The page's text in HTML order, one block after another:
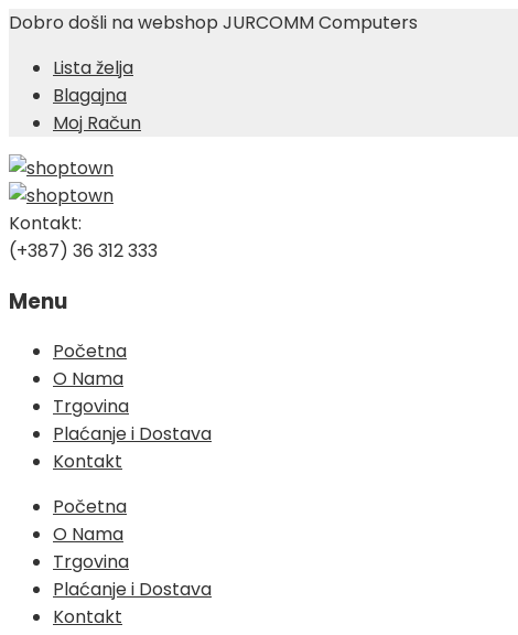
Dobro došli na webshop JURCOMM Computers
Lista želja
Blagajna
Moj Račun
Kontakt:
(+387) 36 312 333
Menu
Skip
content
Početna
O Nama
Trgovina
Plaćanje i Dostava
Kontakt
Početna
O Nama
Trgovina
Plaćanje i Dostava
Kontakt